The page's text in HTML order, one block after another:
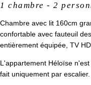
1 chambre - 2
Chambre avec lit 160cm
confortable avec fauteuil
entièrement équipée, TV
L'appartement Héloïse
fait uniquement par escalier.